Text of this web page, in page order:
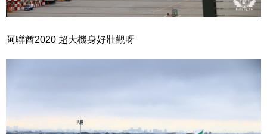
阿聯酋2020 超大機身好壯觀呀